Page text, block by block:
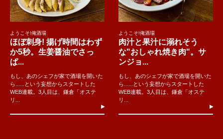
ようこそ!俺酒場
ほぼ刺身! 揚げ時間はわず
か5秒。生姜醤油でさっ
ぱ...
もし、あのシェフが家で酒場を開いた
ら......という妄想からスタートした
WEB連載。3人目は、鎌倉「オステ
リ...
ようこそ!俺酒場
肉汁と果汁に溺れそう
な"おしゃれ焼き肉"。サ
ンジョ...
もし、あのシェフが家で酒場を開いた
ら......という妄想からスタートした
WEB連載。3人目は、鎌倉「オステ
リ...